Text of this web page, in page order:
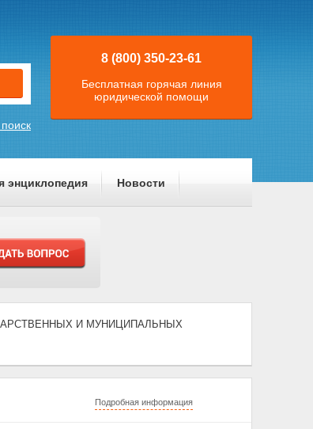
8 (800) 350-23-61
Бесплатная горячая линия
юридической помощи
энциклопедия Новости
И МУНИЦИПАЛЬНЫХ
Подробная информация